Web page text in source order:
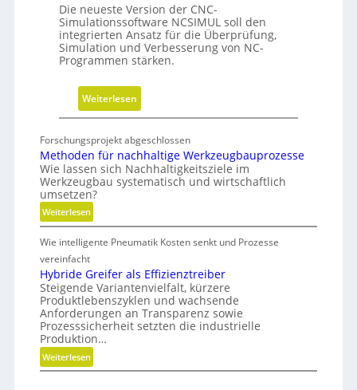
i
N
a
c
h
a
l
t
i
g
s
-
R
o
m
Die neueste Version der CNC-
Simulationssoftware NCSIMUL soll den
integrierten Ansatz für die Überprüfung,
Simulation und Verbesserung von NC-
Programmen stärken.
Weiterlesen
N
u
e
V
s
i
n
d
e
r
Forschungsprojekt abgeschlossen
Methoden für nachhaltige Werkzeugbauprozesse
Wie lassen sich Nachhaltigkeitsziele im
Werkzeugbau systematisch und wirtschaftlich
umsetzen?
Weiterlesen:
M
e
h
o
d
e
n
f
ü
Wie intelligente Pneumatik Kosten senkt und Prozesse
vereinfacht
Hybride Greifer als Effizienztreiber
Steigende Variantenvielfalt, kürzere
Produktlebenszyklen und wachsende
Anforderungen an Transparenz sowie
Prozesssicherheit setzten die industrielle
Produktion…
Weiterlesen:
H